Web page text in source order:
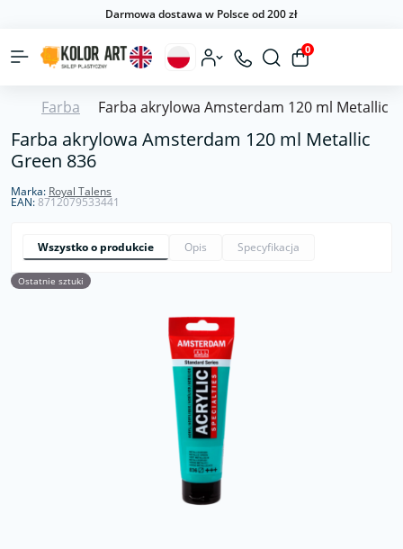
Darmowa dostawa w Polsce od 200 zł
0
Farba Farba akrylowa Amsterdam 120 ml Metallic
Farba akrylowa Amsterdam 120 ml Metallic
Green 836
Marka: Royal Talens
EAN:8712079533441
Wszystko o produkcie Opis Specyfikacja
Ostatnie sztuki